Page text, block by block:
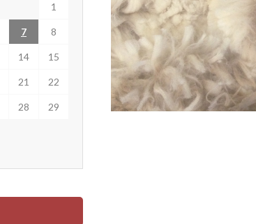
1
7 8
14 15
21 22
28 29